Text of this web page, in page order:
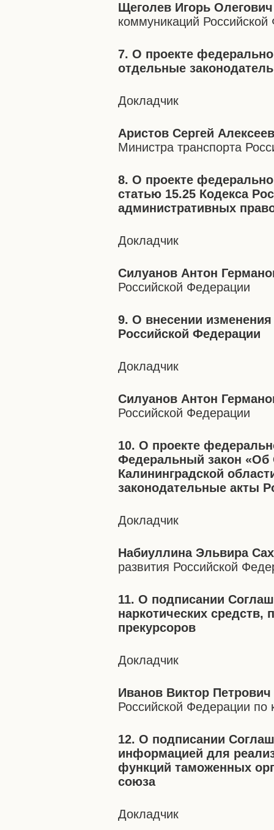
Щеголев Игорь Олегович
коммуникаций
7. О проекте
отдельные
Докладчик
Аристов Сергей
Министра транспорта
8. О проекте
статью 15.25 Кодекса
административных
Докладчик
Силуанов Антон
Российской Федерации
9. О внесении
Российской Федерации
Докладчик
Силуанов Антон
Российской Федерации
10. О проекте
Федеральный закон «Об
Калининградской
законодательные акты
Докладчик
Набиуллина Эльвира
развития Российской
11. О подписании
наркотических
прекурсоров
Докладчик
Иванов Виктор Петрович
Российской Федерации по
12. О подписании
информацией для
функций таможенных
союза
Докладчик